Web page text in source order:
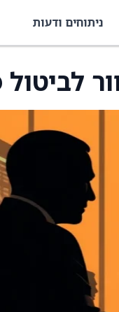
ניתוחים ודעות